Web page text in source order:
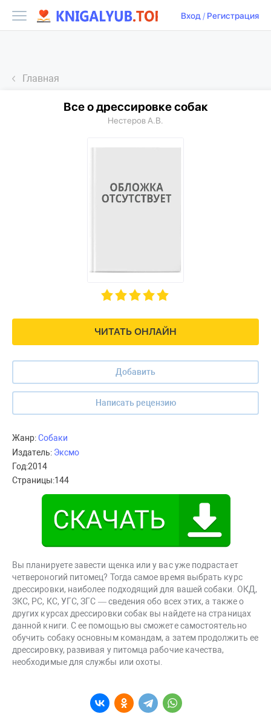
Вход/ Регистрация
Главная
ЧИТАТЬ ОНЛАЙН
Добавить
Написать рецензию
Все о дрессировке собак
Нестеров А.В.
Жанр:Собаки
Издатель: Эксмо
Год:2014
Страницы:144
Вы планируете завести щенка или у вас уже подрастает
четвероногий питомец? Тогда самое время выбрать курс
дрессировки, наиболее подходящий для вашей собаки. ОКД,
ЗКС, РС, КС, УГС, ЗГС — сведения обо всех этих, а также о
других курсах дрессировки собак вы найдете на страницах
данной книги. С ее помощью вы сможете самостоятельно
обучить собаку основным командам, а затем продолжить ее
дрессировку, развивая у питомца рабочие качества,
необходимые для службы или охоты.